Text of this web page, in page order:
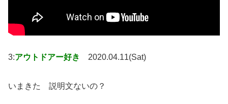
3:アウトドアー好き 2020.04.11(Sat)
いまきた 説明文ないの？